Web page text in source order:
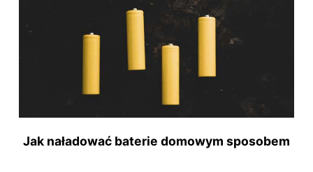
Jak naładować baterie domowym sposobem